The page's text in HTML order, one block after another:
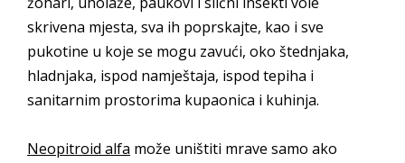
skrivena mjesta, sva ih poprskajte, kao i sve
pukotine u koje se mogu zavući, oko štednjaka,
hladnjaka, ispod namještaja, ispod tepiha i
sanitarnim prostorima kupaonica i kuhinja.
Neopitroid alfa može uništiti mrave samo ako